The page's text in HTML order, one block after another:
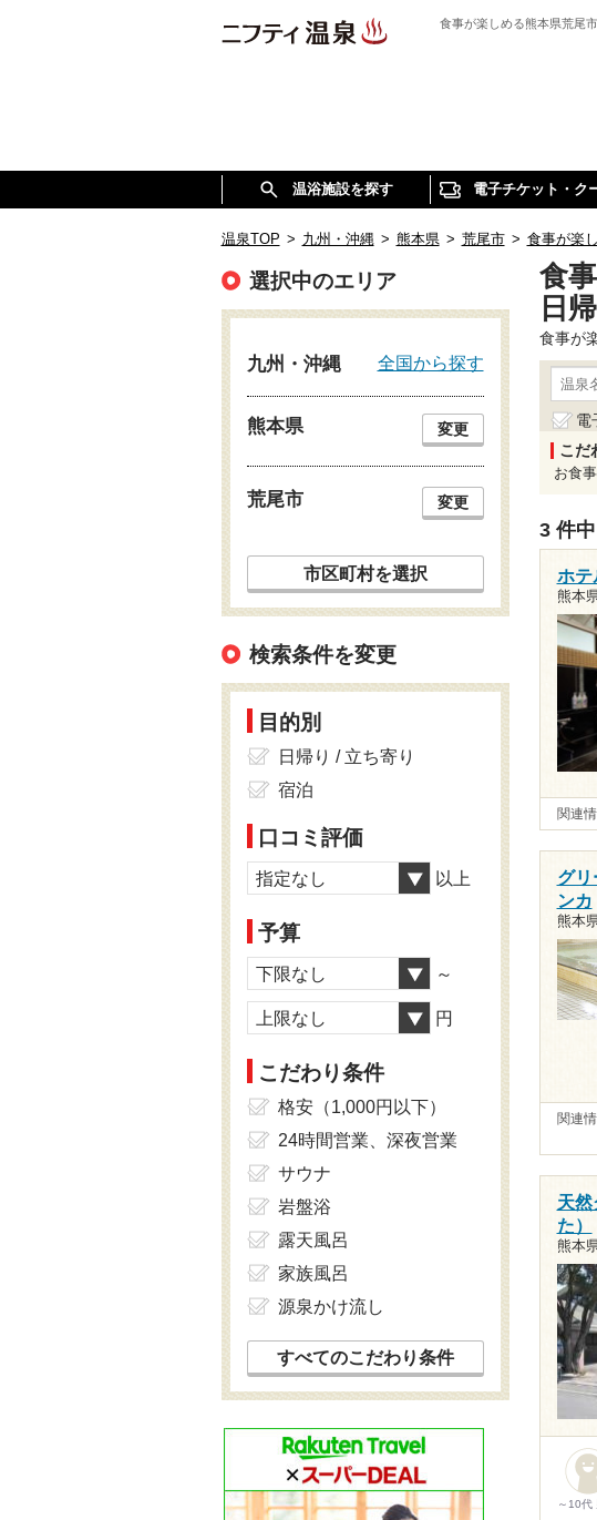
食事が楽しめる熊本県荒尾
温浴施設を探す 電子チケット・ク
温泉TOP > 九州・沖縄 > 熊本県 > 荒尾市 > 食事が楽
食
日
食事が
電
こだ
お食
3 件中
ホテ
熊本
関連
グ
ンカ
熊本
関連
天
た）
熊本
～10代
選択中のエリア
九州・沖縄 全国から探す
熊本県 変更
荒尾市 変更
市区町村を選択
検索条件を変更
目的別
日帰り / 立ち寄り
宿泊
口コミ評価
指定なし 以上
予算
下限なし ～
上限なし 円
こだわり条件
格安（1,000円以下）
24時間営業、深夜営業
サウナ
岩盤浴
露天風呂
家族風呂
源泉かけ流し
すべてのこだわり条件